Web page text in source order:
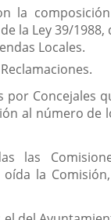
la
la Ley 39/1988,
Locales.
por Concejales
al número de
las
la